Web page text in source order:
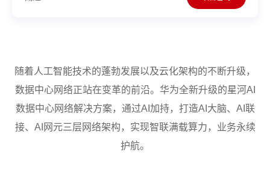
随着人工智能技术的蓬勃发展以及云化架构的不断升级，
数据中心网络正站在变革的前沿。华为全新升级的星河AI
数据中心网络解决方案，通过AI加持，打造AI大脑、AI联
接、AI网元三层网络架构，实现智联满载算力，业务永续
护航。